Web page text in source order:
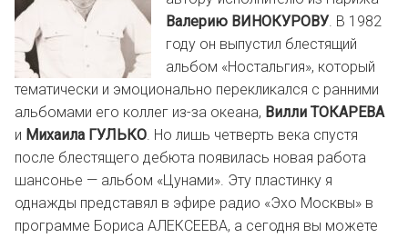
Валерию ВИНОКУРОВУ. В 1982
году он выпустил блестящий
альбом «Ностальгия», который
тематически и эмоционально перекликался с ранними
альбомами его коллег из-за океана, Вилли ТОКАРЕВА
и Михаила ГУЛЬКО. Но лишь четверть века спустя
после блестящего дебюта появилась новая работа
шансонье — альбом «Цунами». Эту пластинку я
однажды представял в эфире радио «Эхо Москвы» в
программе Бориса АЛЕКСЕЕВА, а сегодня вы можете